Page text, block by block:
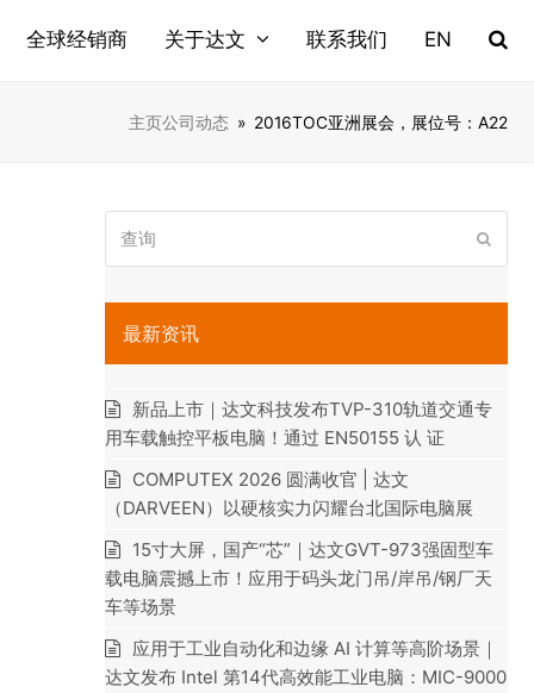
全球经销商 关于达文 联系我们 EN
主页公司动态 » 2016TOC亚洲展会，展位号：A22
询
最新资讯
新品上市｜达文科技发布TVP-310轨道交通专
用车载触控平板电脑！通过 EN50155 认 证
COMPUTEX 2026 圆满收官 | 达文
（DARVEEN）以硬核实力闪耀台北国际电脑展
15寸大屏，国产“芯”｜达文GVT-973强固型车
载电脑震撼上市！应用于码头龙门吊/岸吊/钢厂天
车等场景
应用于工业自动化和边缘 AI 计算等高阶场景｜
达文发布 Intel 第14代高效能工业电脑：MIC-9000